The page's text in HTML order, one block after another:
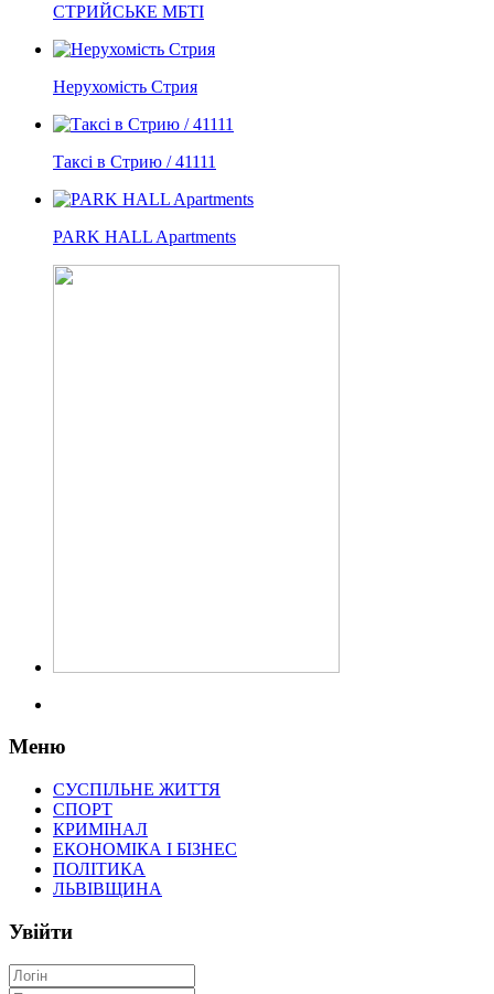
СТРИЙСЬКЕ МБТІ
Нерухомість Стрия
Таксі в Стрию / 41111
PARK HALL Apartments
Меню
СУСПІЛЬНЕ ЖИТТЯ
СПОРТ
КРИМІНАЛ
ЕКОНОМІКА І БІЗНЕС
ПОЛІТИКА
ЛЬВІВЩИНА
Увійти